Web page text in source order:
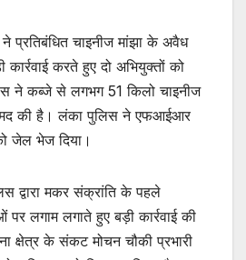
प्रतिबंधित चाइनीज मांझा के अवैध
कार्रवाई करते हुए दो अभियुक्तों को
ने कब्जे से लगभग 51 किलो चाइनीज
की है। लंका पुलिस ने एफआईआर
जेल भेज दिया।
द्वारा मकर संक्रांति के पहले
पर लगाम लगाते हुए बड़ी कार्रवाई की
क्षेत्र के संकट मोचन चौकी प्रभारी